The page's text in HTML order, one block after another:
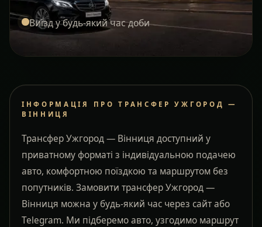
Виїзд у будь-який час доби
ІНФОРМАЦІЯ ПРО ТРАНСФЕР УЖГОРОД —
ВІННИЦЯ
Трансфер Ужгород — Вінниця доступний у
приватному форматі з індивідуальною подачею
авто, комфортною поїздкою та маршрутом без
попутників. Замовити трансфер Ужгород —
Вінниця можна у будь-який час через сайт або
Telegram. Ми підберемо авто, узгодимо маршрут